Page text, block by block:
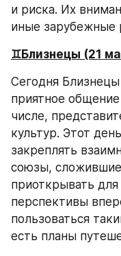
и риска. Их
иные зарубежные
♊️Близнецы (21
Сегодня
приятное
числе,
культур. Этот
закреплять
союзы,
приоткрывать
перспективы
пользоваться
есть планы